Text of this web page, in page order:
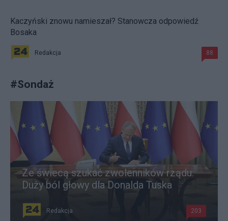
Kaczyński znowu namieszał? Stanowcza odpowiedź
Bosaka
Redakcja 88
#Sondaż
Ze świecą szukać zwolenników rządu.
Duży ból głowy dla Donalda Tuska
Redakcja 203